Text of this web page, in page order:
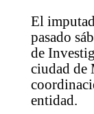
El
pasado
de
ciudad de
entidad.